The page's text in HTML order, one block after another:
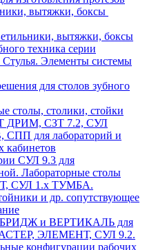
вытяжки, боксы
вытяжки, боксы
техника серии
Элементы системы
для столов зубного
столы, столики, стойки
ДРИМ, СЗТ 7.2, СУЛ
для лабораторий и
кабинетов
СУЛ 9.3 для
Лабораторные столы
СУЛ 1.х ТУМБА.
и др. сопутствующее
БРИДЖ и ВЕРТИКАЛЬ для
ЭЛЕМЕНТ, СУЛ 9.2.
конфигурации рабочих